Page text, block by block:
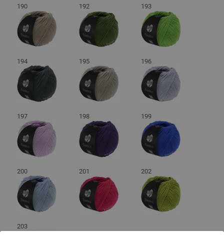
190 192 193
194 195 196
197 198 199
200 201 202
203